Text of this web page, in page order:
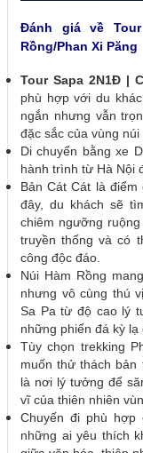
Đánh giá về
Rồng/Phan Xi Păng
Tour Sapa 2N1Đ |
phù hợp với du
ngắn nhưng vẫn
đặc sắc của vùng núi
Di chuyển bằng xe
hành trình từ Hà Nội
Bản Cát Cát là
đây, du khách sẽ
chiêm ngưỡng
truyền thống và có
công độc đáo.
Núi Hàm Rồng
nhưng vô cùng thú
Sa Pa từ độ cao lý
những phiến đá kỳ
Tùy chọn trekking
muốn thử thách bản
là nơi lý tưởng để
vĩ của thiên nhiên
Chuyến đi phù hợp
những ai yêu thích